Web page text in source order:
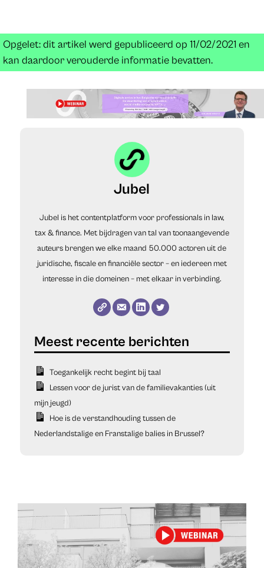
Opgelet: dit artikel werd gepubliceerd op 11/02/2021 en
kan daardoor verouderde informatie bevatten.
Jubel
Jubel is het contentplatform voor professionals in law,
tax & finance. Met bijdragen van tal van toonaangevende
auteurs brengen we elke maand 50.000 actoren uit de
juridische, fiscale en financiële sector – en iedereen met
interesse in die domeinen – met elkaar in verbinding.
Toegankelijk recht begint bij taal
Lessen voor de jurist van de familievakanties (uit
mijn jeugd)
Hoe is de verstandhouding tussen de
Nederlandstalige en Franstalige balies in Brussel?